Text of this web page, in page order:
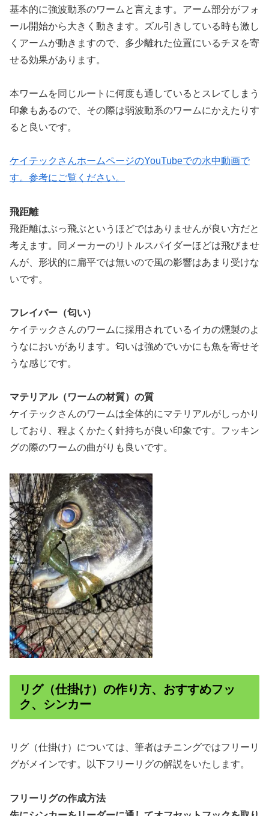
基本的に強波動系のワームと言えます。アーム部分がフォ
ール開始から大きく動きます。ズル引きしている時も激し
くアームが動きますので、多少離れた位置にいるチヌを寄
せる効果があります。
本ワームを同じルートに何度も通しているとスレてしまう
印象もあるので、その際は弱波動系のワームにかえたりす
ると良いです。
ケイテックさんホームページのYouTubeでの水中動画で
す。参考にご覧ください。
飛距離
飛距離はぶっ飛ぶというほどではありませんが良い方だと
考えます。同メーカーのリトルスパイダーほどは飛びませ
んが、形状的に扁平では無いので風の影響はあまり受けな
いです。
フレイバー（匂い）
ケイテックさんのワームに採用されているイカの燻製のよ
うなにおいがあります。匂いは強めでいかにも魚を寄せそ
うな感じです。
マテリアル（ワームの材質）の質
ケイテックさんのワームは全体的にマテリアルがしっかり
しており、程よくかたく針持ちが良い印象です。フッキン
グの際のワームの曲がりも良いです。
リグ（仕掛け）の作り方、おすすめフッ
ク、シンカー
リグ（仕掛け）については、筆者はチニングではフリーリ
グがメインです。以下フリーリグの解説をいたします。
フリーリグの作成方法